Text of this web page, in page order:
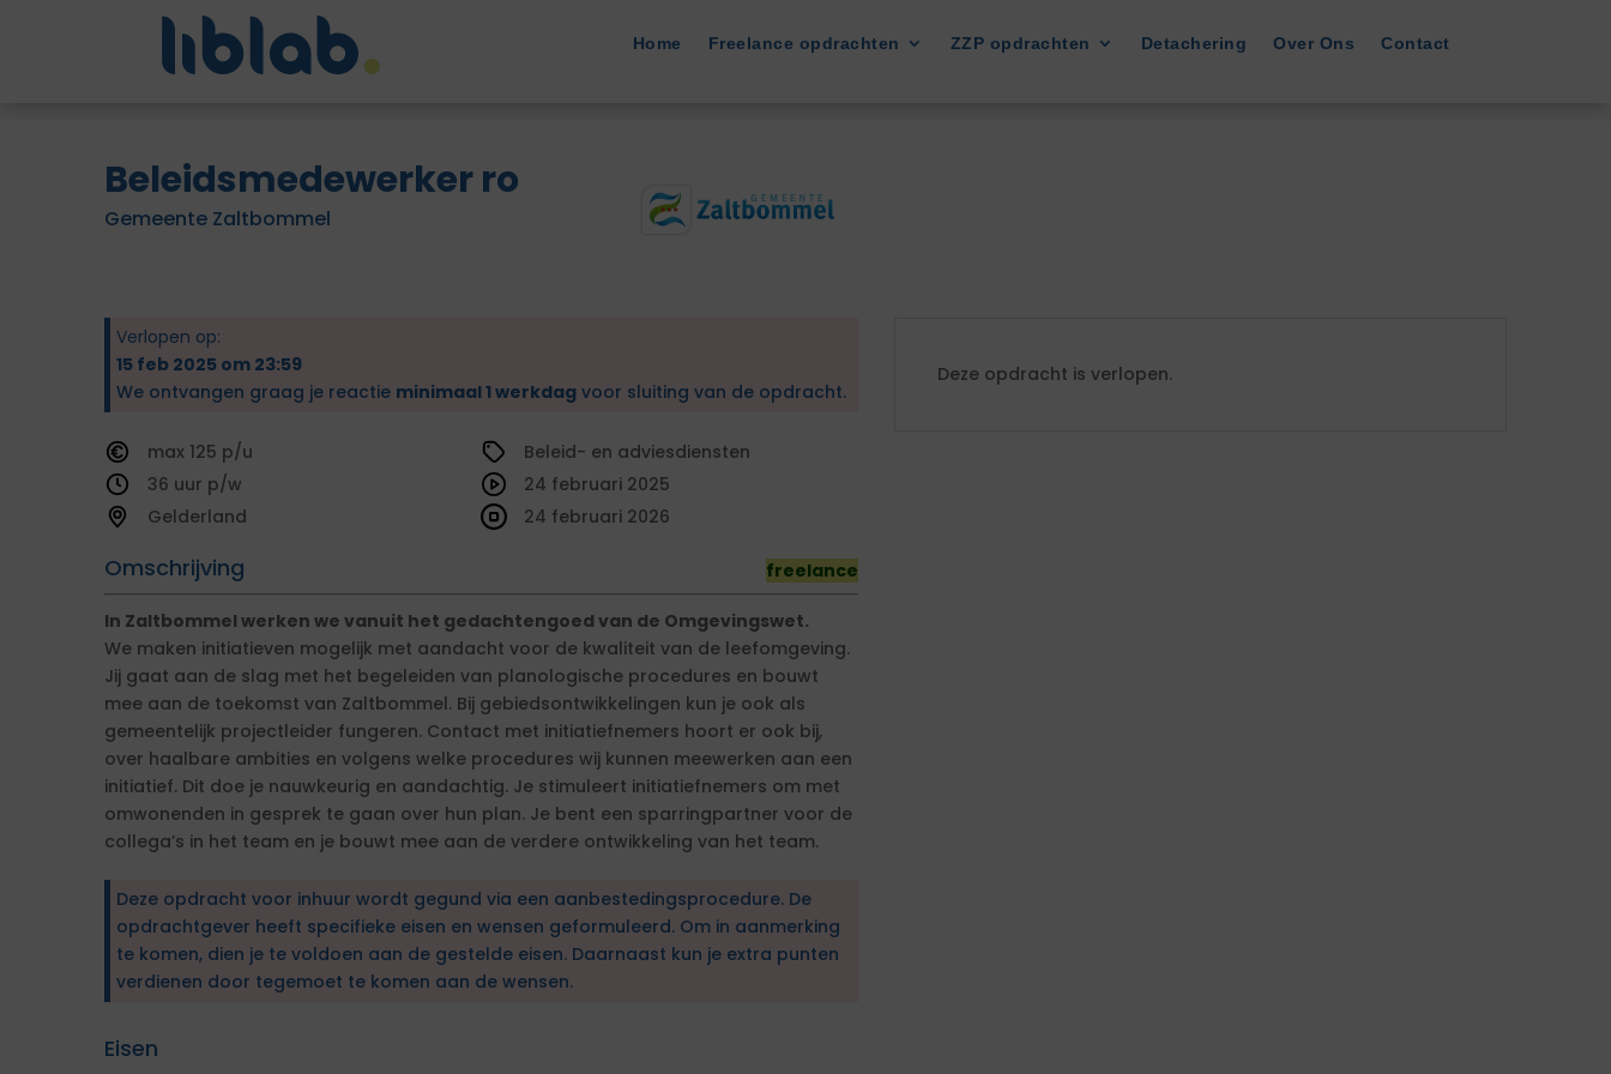
Home Freelance opdrachten ZZP opdrachten Detachering Over Ons Contact
Beleidsmedewerker ro
Gemeente Zaltbommel
Verlopen op:
15 feb 2025 om 23:59
We ontvangen graag je reactie minimaal 1 werkdag voor sluiting van de opdracht.
125
36
Gelderland
Beleid- en adviesdiensten
Omschrijving freelance
24 februari 2025
24 februari 2026
In Zaltbommel werken we vanuit het gedachtengoed van de Omgevingswet.
We maken initiatieven mogelijk met aandacht voor de kwaliteit van de leefomgeving.
Jij gaat aan de slag met het begeleiden van planologische procedures en bouwt
mee aan de toekomst van Zaltbommel. Bij gebiedsontwikkelingen kun je ook als
gemeentelijk projectleider fungeren. Contact met initiatiefnemers hoort er ook bij,
over haalbare ambities en volgens welke procedures wij kunnen meewerken aan een
initiatief. Dit doe je nauwkeurig en aandachtig. Je stimuleert initiatiefnemers om met
omwonenden in gesprek te gaan over hun plan. Je bent een sparringpartner voor de
collega’s in het team en je bouwt mee aan de verdere ontwikkeling van het team.
Deze opdracht voor inhuur wordt gegund via een aanbestedingsprocedure. De
opdrachtgever heeft specifieke eisen en wensen geformuleerd. Om in aanmerking
te komen, dien je te voldoen aan de gestelde eisen. Daarnaast kun je extra punten
verdienen door tegemoet te komen aan de wensen.
Eisen
Deze opdracht is verlopen.